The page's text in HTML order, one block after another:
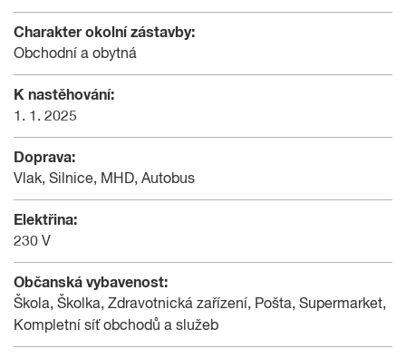
Charakter okolní zástavby:
Obchodní a obytná
K nastěhování:
1. 1. 2025
Doprava:
Vlak, Silnice, MHD, Autobus
Elektřina:
230 V
Občanská vybavenost:
Škola, Školka, Zdravotnická zařízení, Pošta, Supermarket,
Kompletní síť obchodů a služeb